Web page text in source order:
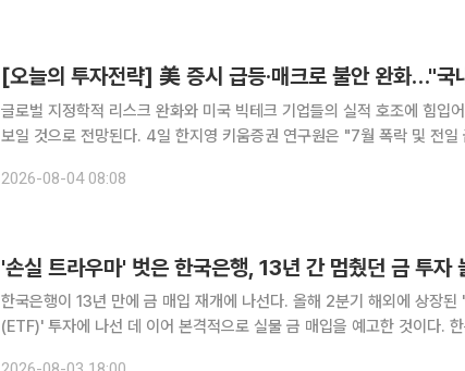
글로벌 지정학적 리스크 완화와 미국 빅테크 기업들의 실적 호조에 힘입
보일 것으로 전망된다. 4일 한지영 키움증권 연구원은 "7월 폭락 및 전일 급락에 대한 과매도 인식
름을 보일 전망"이라며 "AI 밸류체인 핵심 중 하나
2026-08-04 08:08
'손실 트라우마' 벗은 한국은행, 13년 간 멈췄던 금 투자
한국은행이 13년 만에 금 매입 재개에 나선다. 올해 2분기 해외에 상장된
(ETF)' 투자에 나선 데 이어 본격적으로 실물 금 매입을 예고한 것이다.